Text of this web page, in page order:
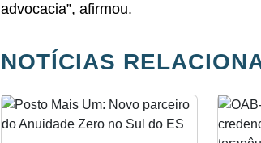
advocacia”, afirmou.
NOTÍCIAS